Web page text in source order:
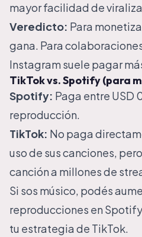
mayor facilidad de
Veredicto: Para
gana. Para
Instagram suele pagar
TikTok vs. Spotify (para
Spotify: Paga entre USD
reproducción.
TikTok: No paga
uso de sus canciones,
canción a millones de
Si sos músico, podés
reproducciones en Spotify
tu estrategia de TikTok.